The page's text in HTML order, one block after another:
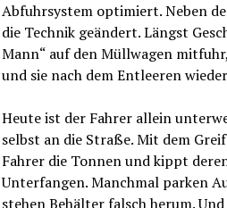
Abfuhrsystem optimiert. Neben
die Technik geändert. Längst
Mann“ auf den Müllwagen
und sie nach dem Entleeren
Heute ist der Fahrer allein
selbst an die Straße. Mit dem
Fahrer die Tonnen und kippt
Unterfangen. Manchmal parken
stehen Behälter falsch herum.